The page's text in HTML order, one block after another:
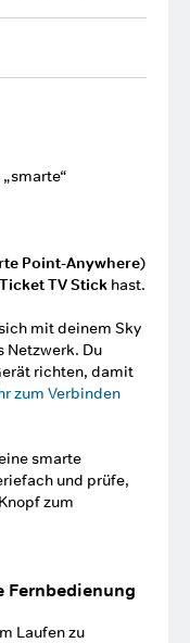
Point-Anywhere)
TV Stick hast.
mit deinem Sky
Netzwerk. Du
richten, damit
zum Verbinden
smarte
und prüfe,
zum
Fernbedienung
Laufen zu